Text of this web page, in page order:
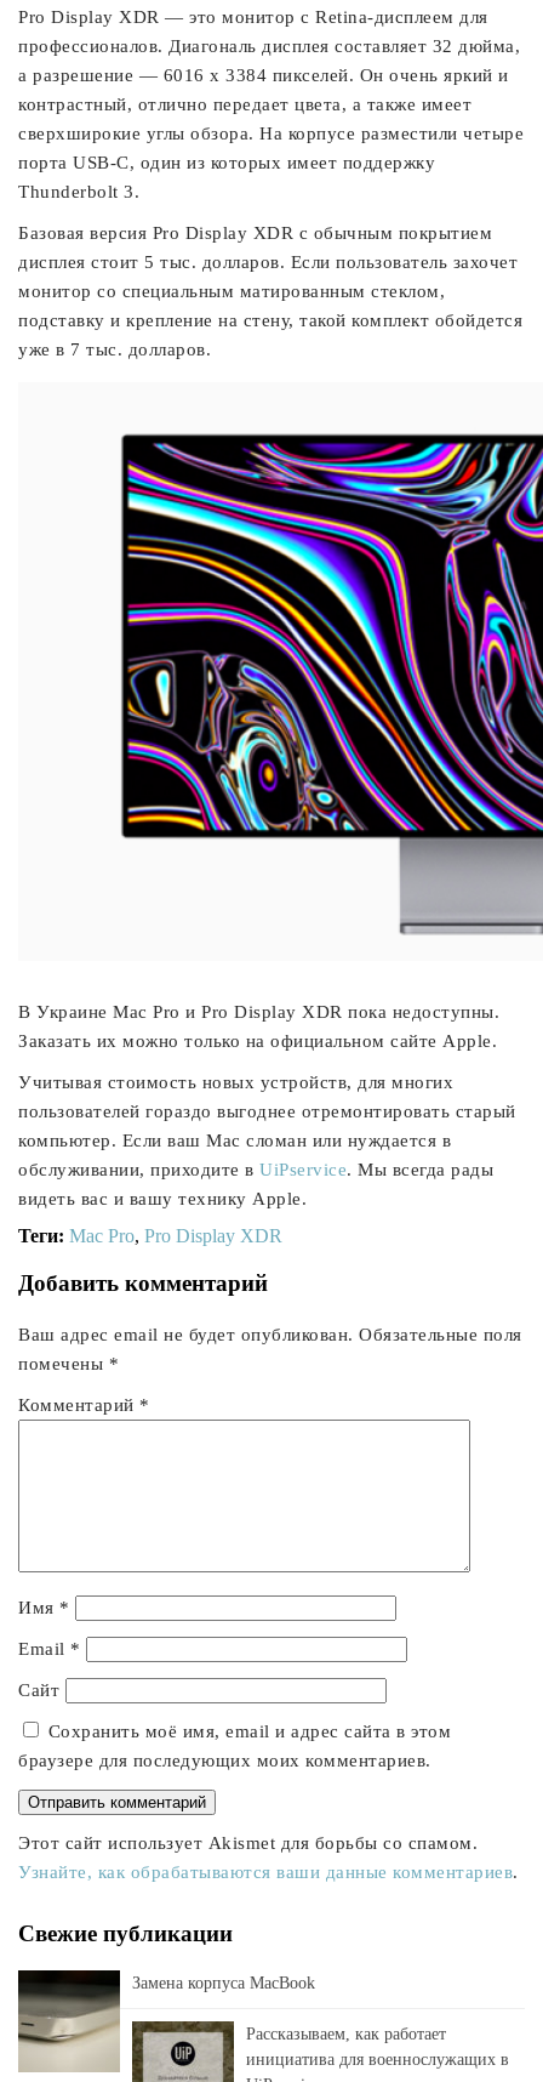
Pro Display XDR — это монитор с Retina-дисплеем для
профессионалов. Диагональ дисплея составляет 32 дюйма,
а разрешение — 6016 x 3384 пикселей. Он очень яркий и
контрастный, отлично передает цвета, а также имеет
сверхширокие углы обзора. На корпусе разместили четыре
порта USB-C, один из которых имеет поддержку
Thunderbolt 3.
Базовая версия Pro Display XDR с обычным покрытием
дисплея стоит 5 тыс. долларов. Если пользователь захочет
монитор со специальным матированным стеклом,
подставку и крепление на стену, такой комплект обойдется
уже в 7 тыс. долларов.
В Украине Mac Pro и Pro Display XDR пока недоступны.
Заказать их можно только на официальном сайте Apple.
Учитывая стоимость новых устройств, для многих
пользователей гораздо выгоднее отремонтировать старый
компьютер. Если ваш Mac сломан или нуждается в
обслуживании, приходите в UiPservice. Мы всегда рады
видеть вас и вашу технику Apple.
Теги: Mac Pro, Pro Display XDR
Добавить комментарий
Ваш адрес email не будет опубликован. Обязательные поля
помечены *
Комментарий *
Имя *
Email *
Сайт
Сохранить моё имя, email и адрес сайта в этом
браузере для последующих моих комментариев.
Этот сайт использует Akismet для борьбы со спамом.
Узнайте, как обрабатываются ваши данные комментариев.
Свежие публикации
Замена корпуса MacBook
Рассказываем, как работает
инициатива для военнослужащих в